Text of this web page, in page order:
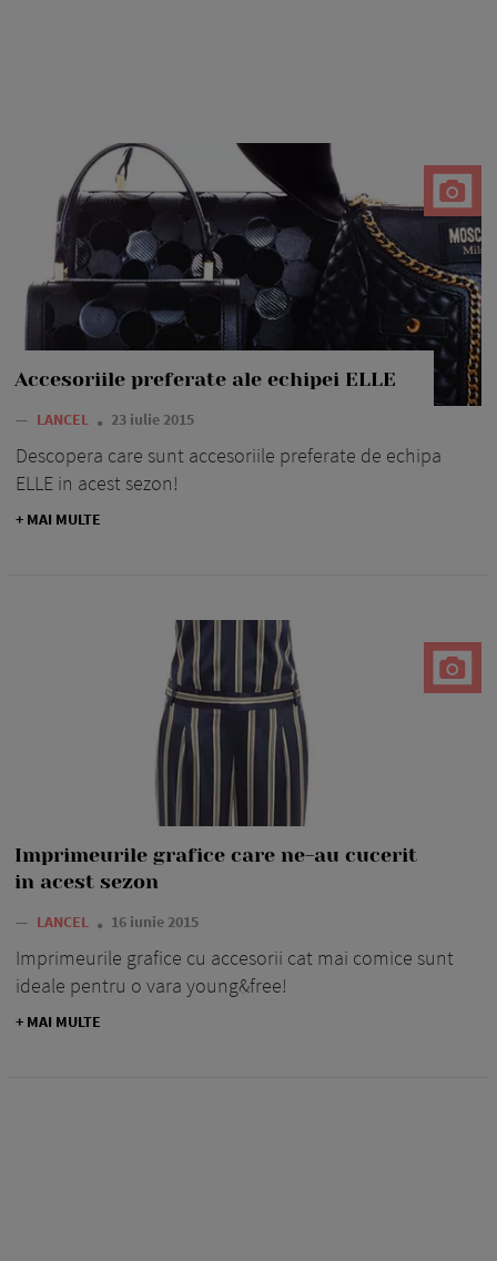
Accesoriile preferate ale echipei ELLE
— LANCEL 23 iulie 2015
Descopera care sunt accesoriile preferate de echipa
ELLE in acest sezon!
+ MAI MULTE
Imprimeurile grafice care ne-au cucerit
in acest sezon
— LANCEL 16 iunie 2015
Imprimeurile grafice cu accesorii cat mai comice sunt
ideale pentru o vara young&free!
+ MAI MULTE